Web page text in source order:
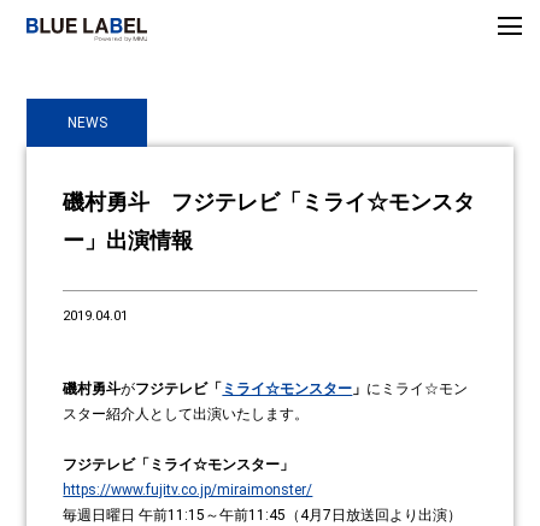
磯村勇斗 フジテレビ「ミライ☆モンスタ
ー」出演情報
2019.04.01
磯村勇斗がフジテレビ「 ミライ☆モンスター 」 にミライ☆モン
スター紹介人として出演いたします。
フジテレビ「ミライ☆モンスター」
https://www.fujitv.co.jp/miraimonster/
毎週日曜日 午前11:15～午前11:45（4月7日放送回より出演）
NEWS